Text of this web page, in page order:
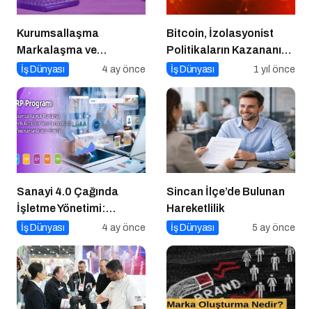
Kurumsallaşma
Markalaşma ve
Dijitalleşme Odaklı
Kurumsaldık
İş Dünyası 4 ay önce
Bitcoin, İzolasyonist
Politikaların Kazananı
Olabilir
İş Dünyası 1 yıl önce
Sanayi 4.0 Çağında
İşletme Yönetimi:
Modern Yazılım
İnşa Etmek
İş Dünyası 4 ay önce
Sincan İlçe’de Bulunan
Hareketlilik
İş Dünyası 5 ay önce